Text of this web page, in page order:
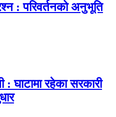
: परिवर्तनको अनुभूति
: घाटामा रहेका सरकारी